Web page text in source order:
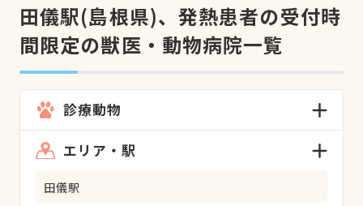
田儀駅(島根県)、発熱患者の受付時
間限定の獣医・動物病院一覧
診療動物
エリア・駅
田儀駅